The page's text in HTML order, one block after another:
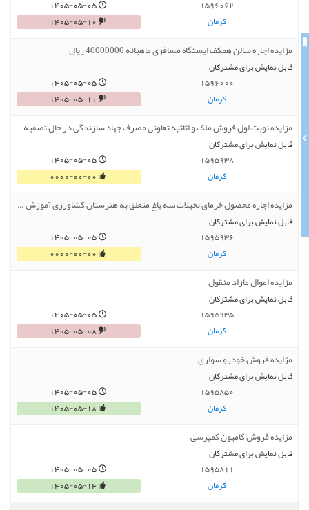
1596062
کرمان
1405-05-05
1405-05-10
مزایده اجاره سالن همکف ایستگاه مسافری ماهیانه 40000000 ریال
قابل نمایش برای مشترکان
1596000
کرمان
1405-05-05
1405-05-11
مزایده نوبت اول فروش ملک و اثاثیه تعاونی مصرف جهاد سازندگی در حال تصفیه
قابل نمایش برای مشترکان
1595938
کرمان
1405-05-05
0000-00-00
مزایده اجاره محصول خرمای نخیلات سه باغ متعلق به هنرستان کشاورزی آموزش و پرورش شهرستان بم
قابل نمایش برای مشترکان
1595936
کرمان
1405-05-05
0000-00-00
مزایده اموال مازاد منقول
قابل نمایش برای مشترکان
1595935
کرمان
1405-05-05
1405-05-08
مزایده فروش خودرو سواری
قابل نمایش برای مشترکان
1595850
کرمان
1405-05-05
1405-05-18
مزایده فروش کامیون کمپرسی
قابل نمایش برای مشترکان
1595811
کرمان
1405-05-05
1405-05-14